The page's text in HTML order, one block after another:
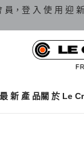
員，登 入 使 用 迎
最 新 產 品關 於 Le